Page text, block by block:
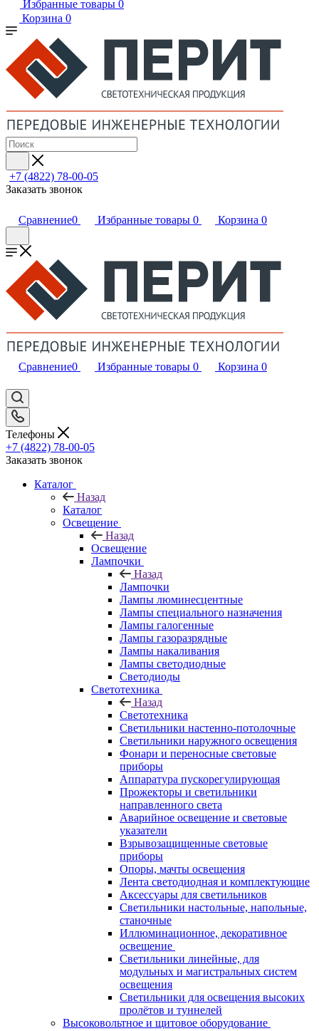
Избранные товары 0
Корзина 0
+7 (4822) 78-00-05
Заказать звонок
Сравнение0 Избранные товары 0 Корзина 0
Сравнение0 Избранные товары 0 Корзина 0
Телефоны
+7 (4822) 78-00-05
Заказать звонок
Каталог
Назад
Каталог
Освещение
Назад
Освещение
Лампочки
Назад
Лампочки
Лампы люминесцентные
Лампы специального назначения
Лампы галогенные
Лампы газоразрядные
Лампы накаливания
Лампы светодиодные
Светодиоды
Светотехника
Назад
Светотехника
Светильники настенно-потолочные
Светильники наружного освещения
Фонари и переносные световые
приборы
Аппаратура пускорегулирующая
Прожекторы и светильники
направленного света
Аварийное освещение и световые
указатели
Взрывозащищенные световые
приборы
Опоры, мачты освещения
Лента светодиодная и комплектующие
Аксессуары для светильников
Светильники настольные, напольные,
станочные
Иллюминационное, декоративное
освещение
Светильники линейные, для
модульных и магистральных систем
освещения
Светильники для освещения высоких
пролётов и туннелей
Высоковольтное и щитовое оборудование